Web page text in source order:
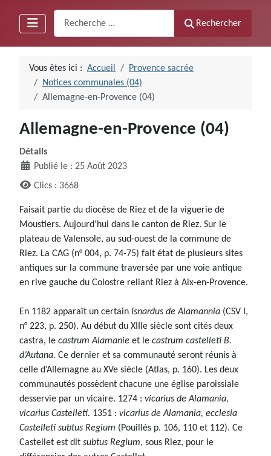
Rechercher
Vous êtes ici : Accueil
Provence sacrée
Notices communales (04)
Allemagne-en-Provence (04)
Allemagne-en-Provence (04)
Détails
Publié le : 25 Août 2023
Clics : 3668
Faisait partie du diocèse de Riez et de la viguerie de
Moustiers. Aujourd’hui dans le canton de Riez. Sur le
plateau de Valensole, au sud-ouest de la commune de
Riez. La CAG (n° 004, p. 74-75) fait état de plusieurs sites
antiques sur la commune traversée par une voie antique
en rive gauche du Colostre reliant Riez à Aix-en-Provence.
En 1182 apparaît un certain Isnardus de Alamannia (CSV I,
n° 223, p. 250). Au début du XIIIe siècle sont cités deux
castra, le castrum Alamanie et le castrum castelleti B.
d’Autana. Ce dernier et sa communauté seront réunis à
celle d’Allemagne au XVe siècle (Atlas, p. 160). Les deux
communautés possèdent chacune une église paroissiale
desservie par un vicaire. 1274 : vicarius de Alamania,
vicarius Castelleti. 1351 : vicarius de Alamania, ecclesia
Castelleti subtus Regium (Pouillés p. 106, 110 et 112). Ce
Castellet est dit subtus Regium, sous Riez, pour le